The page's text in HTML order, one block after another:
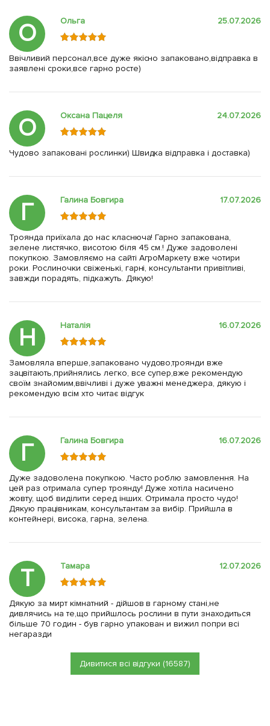
О Ольга 25.07.2026
Ввічливий персонал,все дуже якісно запаковано,відправка в
заявлені сроки,все гарно росте)
О Оксана Пацеля 24.07.2026
Чудово запаковані рослинки) Швидка відправка і доставка)
Г Галина Бовгира 17.07.2026
Троянда приїхала до нас класнюча! Гарно запакована,
зелене листячко, висотою біля 45 см.! Дуже задоволені
покупкою. Замовляємо на сайті АгроМаркету вже чотири
роки. Рослиночки свіженькі, гарні, консультанти привітливі,
завжди порадять, підкажуть. Дякую!
Н Наталія 16.07.2026
Замовляла вперше,запаковано чудово,троянди вже
зацвітають,прийнялись легко, все супер,вже рекомендую
своїм знайомим,ввічливі і дуже уважні менеджера, дякую і
рекомендую всім хто читає відгук
Г Галина Бовгира 16.07.2026
Дуже задоволена покупкою. Часто роблю замовлення. На
цей раз отримала супер троянду! Дуже хотіла насичено
жовту, щоб виділити серед інших. Отримала просто чудо!
Дякую працівникам, консультантам за вибір. Прийшла в
контейнері, висока, гарна, зелена.
Т Тамара 12.07.2026
Дякую за мирт кімнатний - дійшов в гарному стані,не
дивлячись на те,що прийшлось рослини в пути знаходиться
більше 70 годин - був гарно упакован и вижил попри всі
негаразди
Дивитися всі відгуки (16587)